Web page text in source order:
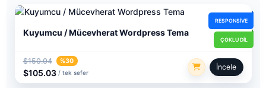
RESPONSIVE
ÇOKLU DIL
Kuyumcu / Mücevherat Wordpress Tema
$150.04 %30
$105.03 / tek sefer
İncele